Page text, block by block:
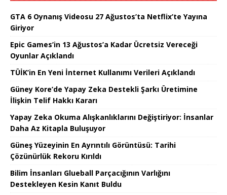
GTA 6 Oynanış Videosu 27 Ağustos’ta Netflix’te Yayına
Giriyor
Epic Games’in 13 Ağustos’a Kadar Ücretsiz Vereceği
Oyunlar Açıklandı
TÜİK’in En Yeni İnternet Kullanımı Verileri Açıklandı
Güney Kore’de Yapay Zeka Destekli Şarkı Üretimine
İlişkin Telif Hakkı Kararı
Yapay Zeka Okuma Alışkanlıklarını Değiştiriyor: İnsanlar
Daha Az Kitapla Buluşuyor
Güneş Yüzeyinin En Ayrıntılı Görüntüsü: Tarihi
Çözünürlük Rekoru Kırıldı
Bilim İnsanları Glueball Parçacığının Varlığını
Destekleyen Kesin Kanıt Buldu